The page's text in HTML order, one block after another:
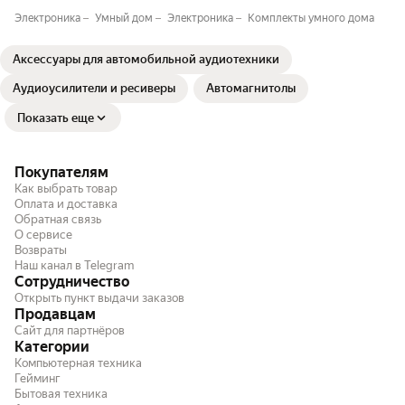
Электроника Умный дом Электроника Комплекты умного дома
Аксессуары для автомобильной аудиотехники
Аудиоусилители и ресиверы Автомагнитолы
Показать еще
Покупателям
Как выбрать товар
Оплата и доставка
Обратная связь
О сервисе
Возвраты
Наш канал в Telegram
Сотрудничество
Открыть пункт выдачи заказов
Продавцам
Сайт для партнёров
Категории
Компьютерная техника
Гейминг
Бытовая техника